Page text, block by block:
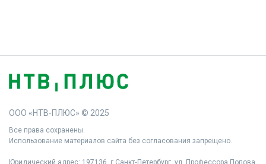
ООО «НТВ‑ПЛЮС» © 2025
Все права сохранены.
Использование материалов сайта без согласования запрещено.
Юридический адрес: 197136, г.Санкт‑Петербург, ул. Профессора Попова,